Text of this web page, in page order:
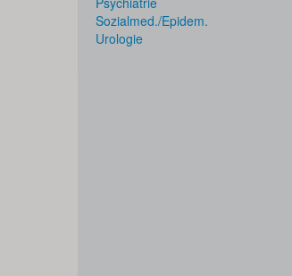
Sozialmed./Epidem.
Urologie